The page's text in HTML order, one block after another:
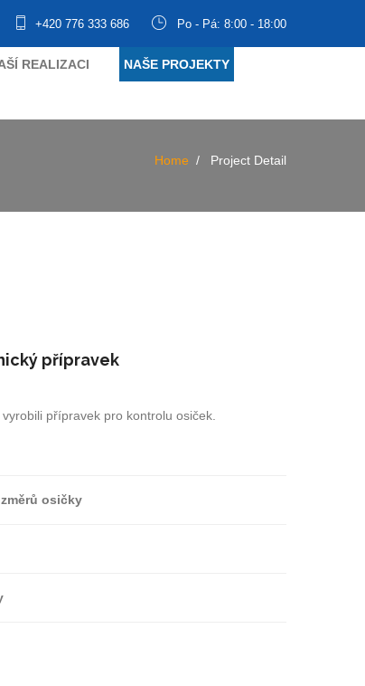
+420 776 333 686 Po - Pá: 8:00 - 18:00
REALIZACI NAŠE PROJEKTY
Home Project Detail
přípravek
přípravek pro kontrolu osiček.
osičky